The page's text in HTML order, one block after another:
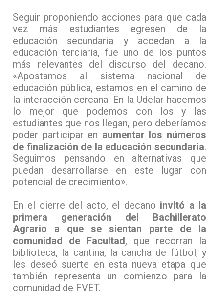
Seguir proponiendo acciones para que cada
vez más estudiantes egresen de la
educación secundaria y accedan a la
educación terciaria, fue uno de los puntos
más relevantes del discurso del decano.
«Apostamos al sistema nacional de
educación pública, estamos en el camino de
la interacción cercana. En la Udelar hacemos
lo mejor que podemos con los y las
estudiantes que nos llegan, pero deberíamos
poder participar en aumentar los números
de finalización de la educación secundaria.
Seguimos pensando en alternativas que
puedan desarrollarse en este lugar con
potencial de crecimiento».
En el cierre del acto, el decano invitó a la
primera generación del Bachillerato
Agrario a que se sientan parte de la
comunidad de Facultad, que recorran la
biblioteca, la cantina, la cancha de fútbol, y
les deseó suerte en esta nueva etapa que
también representa un comienzo para la
comunidad de FVET.